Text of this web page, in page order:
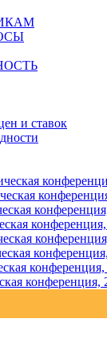
и ставок
конференция,
конференция,